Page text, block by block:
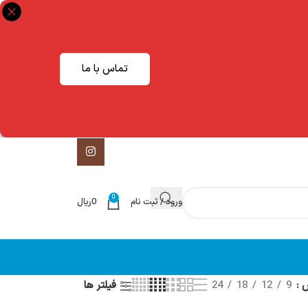
تماس با ما
ورود / ثبت نام 0
0ریال
9
12
18
24 فیلتر ها